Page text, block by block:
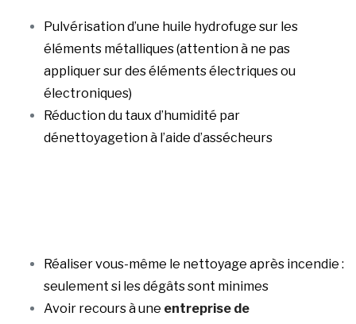
Pulvérisation d’une huile hydrofuge sur les
éléments métalliques (attention à ne pas
appliquer sur des éléments électriques ou
électroniques)
Réduction du taux d’humidité par
dénettoyagetion à l’aide d’assécheurs
Réaliser vous-même le nettoyage après incendie :
seulement si les dégâts sont minimes
Avoir recours à une entreprise de